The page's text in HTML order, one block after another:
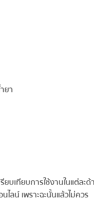
ยา
บเทียบการใช้งานในแต่ละด้
น์ เพราะฉะนั้นแล้วไม่ควร